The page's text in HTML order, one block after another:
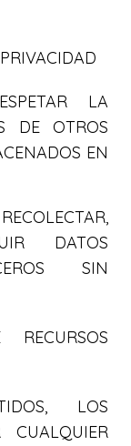
LA
DE OTROS
EN
DATOS
SIN
LOS
CUALQUIER